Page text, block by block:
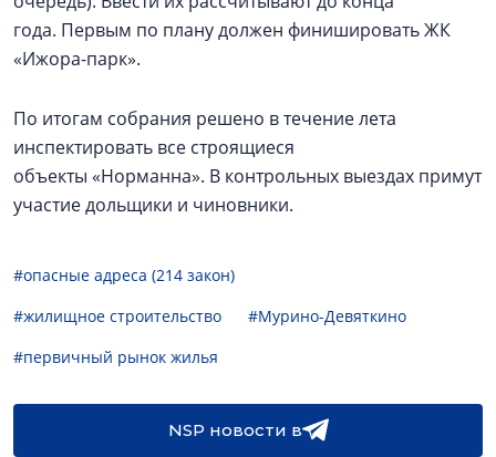
года. Первым по плану должен финишировать ЖК
«Ижора-парк».
По итогам собрания решено в течение лета
инспектировать все строящиеся
объекты «Норманна». В контрольных выездах примут
участие дольщики и чиновники.
#опасные адреса (214 закон)
#жилищное строительство
#Мурино-Девяткино
#первичный рынок жилья
NSP новости в